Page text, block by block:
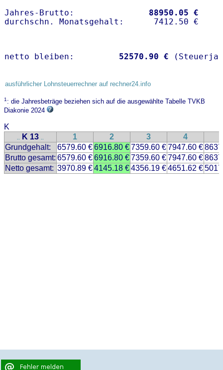
Jahres-Brutto: 88950.05 €
netto bleiben: 52570.90 €
ausführlicher Lohnsteuerrechner auf rechner24.info
1: die Jahresbeträge beziehen sich auf die ausgewählte Tabelle TVKB
Diakonie 2024
K
.. K 13 .. 1 2 3 4
Grundgehalt:
6579.60 €6916.80 €7359.60 €7947.60 €
Brutto gesamt: 6579.60 €6916.80 €7359.60 €7947.60 €
Netto gesamt: 3970.89 €4145.18 €4356.19 €4651.62 €